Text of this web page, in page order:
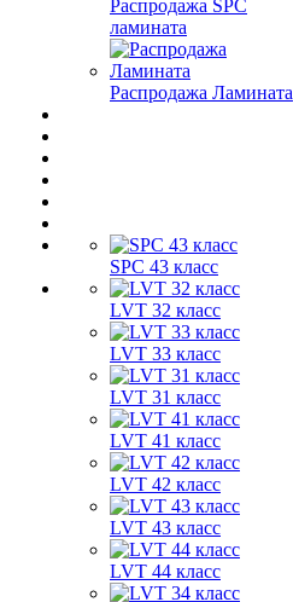
Распродажа SPC
ламината
Распродажа Ламината
SPC 43 класс
LVT 32 класс
LVT 33 класс
LVT 31 класс
LVT 41 класс
LVT 42 класс
LVT 43 класс
LVT 44 класс